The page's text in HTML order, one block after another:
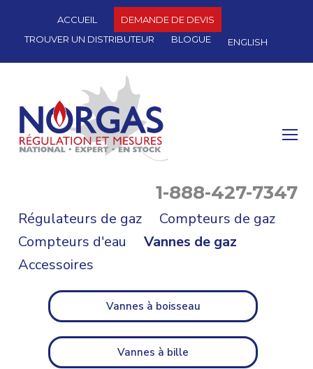
ACCUEIL
DEMANDE DE DEVIS
TROUVER UN DISTRIBUTEUR
BLOGUE ENGLISH
1-888-427-7347
Régulateurs de gaz
Compteurs de gaz
Compteurs d'eau
Vannes de gaz
Accessoires
Vannes à boisseau
Vannes à bille